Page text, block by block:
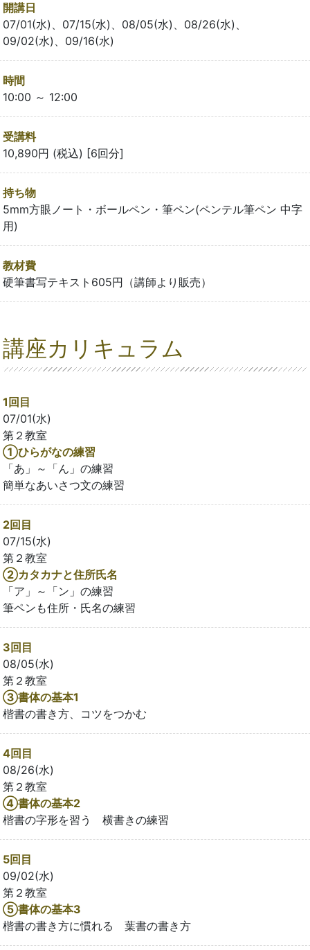
開講日
07/01(水)、07/15(水)、08/05(水)、08/26(水)、
09/02(水)、09/16(水)
時間
10:00 ～ 12:00
受講料
10,890円 (税込) [6回分]
持ち物
5mm方眼ノート・ボールペン・筆ペン(ペンテル筆ペン 中字
用)
教材費
硬筆書写テキスト605円（講師より販売）
講座カリキュラム
1回目
07/01(水)
第２教室
①ひらがなの練習
「あ」～「ん」の練習
簡単なあいさつ文の練習
2回目
07/15(水)
第２教室
②カタカナと住所氏名
「ア」～「ン」の練習
筆ペンも住所・氏名の練習
3回目
08/05(水)
第２教室
③書体の基本1
楷書の書き方、コツをつかむ
4回目
08/26(水)
第２教室
④書体の基本2
楷書の字形を習う 横書きの練習
5回目
09/02(水)
第２教室
⑤書体の基本3
楷書の書き方に慣れる 葉書の書き方